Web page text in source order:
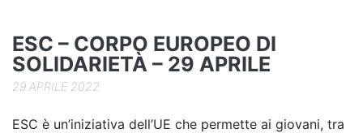
ESC – CORPO EUROPEO DI
SOLIDARIETÀ – 29 APRILE
29 APRILE 2022
ESC è un’iniziativa dell’UE che permette ai giovani, tra